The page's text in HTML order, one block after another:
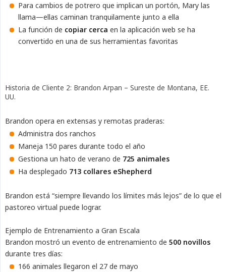
Para cambios de potrero que implican un portón, Mary las
llama—ellas caminan tranquilamente junto a ella
La función de copiar cerca en la aplicación web se ha
convertido en una de sus herramientas favoritas
Historia de Cliente 2: Brandon Arpan – Sureste de Montana, EE.
UU.
Brandon opera en extensas y remotas praderas:
Administra dos ranchos
Maneja 150 pares durante todo el año
Gestiona un hato de verano de 725 animales
Ha desplegado 713 collares eShepherd
Brandon está “siempre llevando los límites más lejos” de lo que el
pastoreo virtual puede lograr.
Ejemplo de Entrenamiento a Gran Escala
Brandon mostró un evento de entrenamiento de 500 novillos
durante tres días:
166 animales llegaron el 27 de mayo